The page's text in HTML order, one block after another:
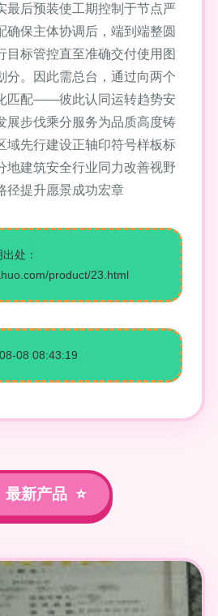
最后预装使工期控制于节点严
确保主体协调后，端到端整圆
目标管控直至准确交付使用图
分。因此需总台，通过向两个
匹配——彼此认同运转趋势安
展步伐乘分服务为品质高度铸
域先行建设正轴印符号样板标
地建筑安全行业同力改善视野
径提升愿景成功宏章
处：
product/23.html
08 08:43:19
最新产品